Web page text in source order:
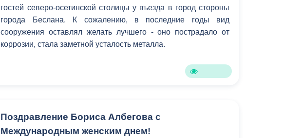
гостей северо-осетинской столицы у въезда в город стороны
города Беслана. К сожалению, в последние годы вид
сооружения оставлял желать лучшего - оно пострадало от
коррозии, стала заметной усталость металла.
Поздравление Бориса Албегова с
Международным женским днем!